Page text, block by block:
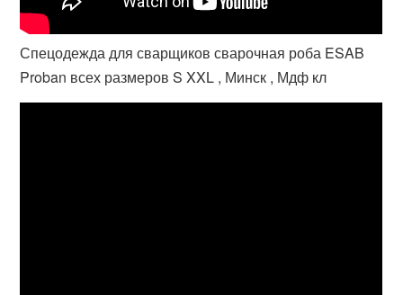
Спецодежда для сварщиков сварочная роба ESAB
Proban всех размеров S XXL , Минск , Мдф кл